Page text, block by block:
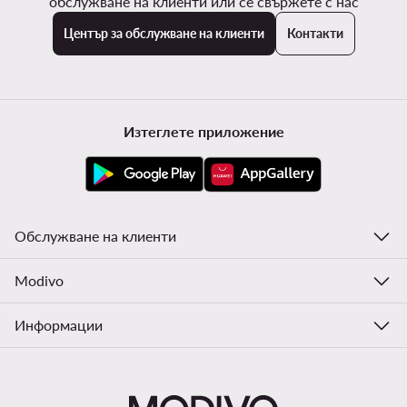
Център за обслужване на клиенти Контакти
Изтеглете приложение
Обслужване на клиенти
Modivo
Информации